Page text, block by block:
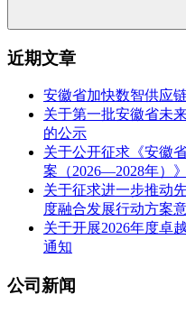
近期文章
安徽省加快数智供应
关于第一批安徽省未
的公示
关于公开征求《安徽
案（2026—2028年）
关于征求进一步推动
度融合发展行动方案
关于开展2026年度卓
通知
公司新闻